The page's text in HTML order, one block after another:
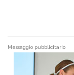
Messaggio pubblicitario